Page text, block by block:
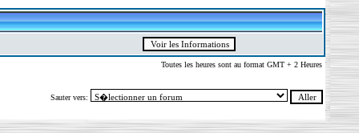
Toutes les heures sont au format GMT + 2 Heures
Sauter vers: